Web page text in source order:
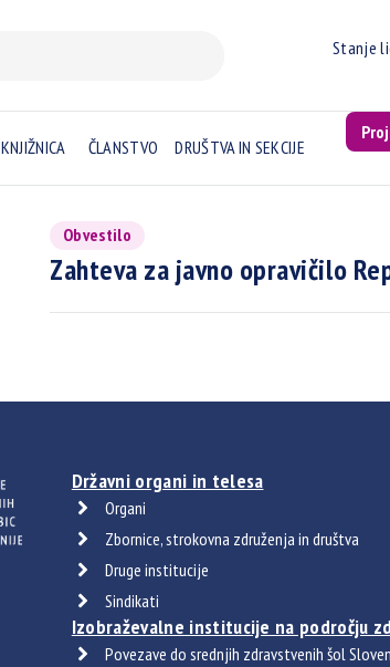
Stanje
KNJIŽNICA ČLANSTVO DRUŠTVA IN SEKCIJE
Obvestilo
Zahteva za javno opravičilo
Državni organi in telesa
Organi
Zbornice, strokovna združenja in društva
Druge institucije
Sindikati
Izobraževalne institucije na področju
Povezave do srednjih zdravstvenih šol